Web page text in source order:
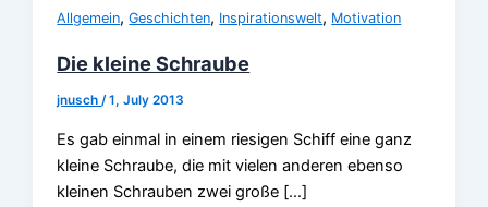
Allgemein,Geschichten, Inspirationswelt, Motivation
Die kleine Schraube
jnusch/1, July 2013
Es gab einmal in einem riesigen Schiff eine ganz
kleine Schraube, die mit vielen anderen ebenso
kleinen Schrauben zwei große […]